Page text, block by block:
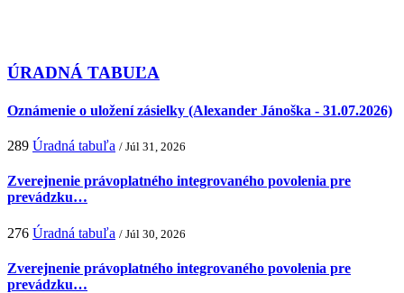
ÚRADNÁ TABUĽA
Oznámenie o uložení zásielky (Alexander Jánoška - 31.07.2026)
289 Úradná tabuľa / Júl 31, 2026
Zverejnenie právoplatného integrovaného povolenia pre
prevádzku…
276 Úradná tabuľa / Júl 30, 2026
Zverejnenie právoplatného integrovaného povolenia pre
prevádzku…